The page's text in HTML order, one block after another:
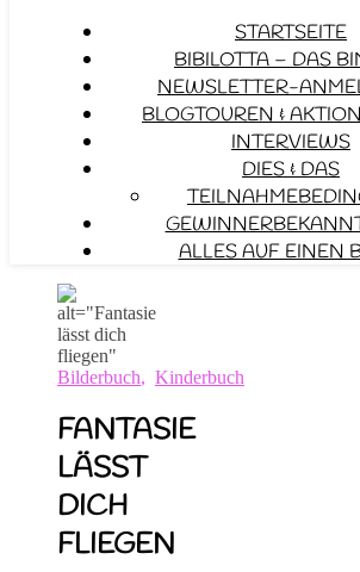
STARTSEITE
BIBILOTTA – DAS
NEWSLETTER-
BLOGTOUREN &
INTERVIEWS
DIES & DAS
ALLES AUF EINEN
Bilderbuch, Kinderbuch
FANTASIE
LÄSST
DICH
FLIEGEN